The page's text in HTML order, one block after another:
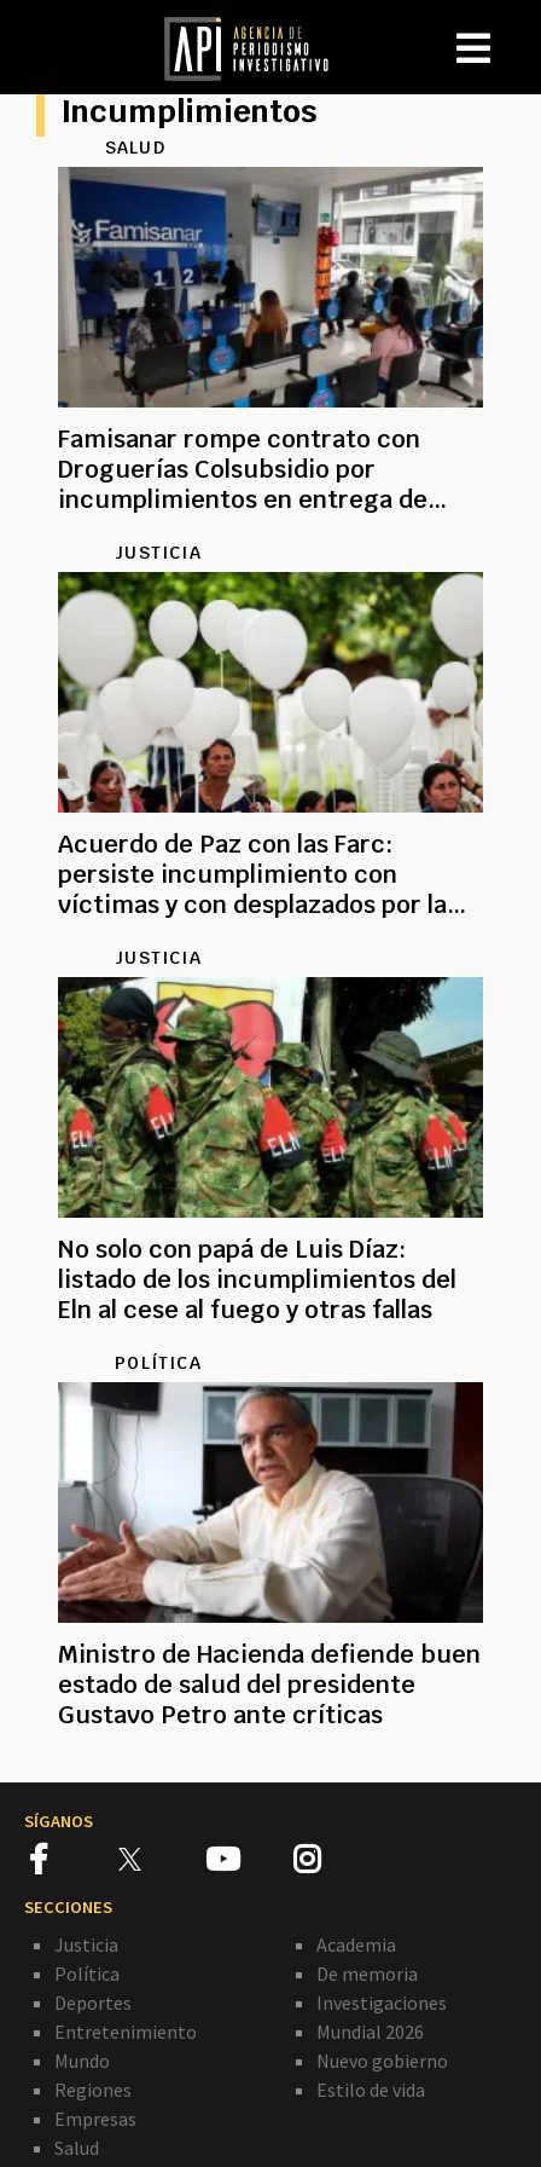
Incumplimientos
SALUD
Famisanar rompe contrato con
Droguerías Colsubsidio por
incumplimientos en entrega de
JUSTICIA
Acuerdo de Paz con las Farc:
persiste incumplimiento con
víctimas y con desplazados por la
JUSTICIA
No solo con papá de Luis Díaz:
listado de los incumplimientos del
Eln al cese al fuego y otras fallas
POLÍTICA
Ministro de Hacienda defiende buen
estado de salud del presidente
Gustavo Petro ante críticas
SÍGANOS
SECCIONES
Justicia
Política
Deportes
Entretenimiento
Mundo
Regiones
Empresas
Salud
Academia
De memoria
Investigaciones
Mundial 2026
Nuevo gobierno
Estilo de vida